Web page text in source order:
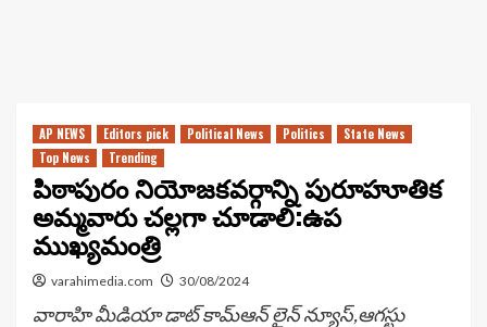
AP NEWS Editors pick Political News Politics
State News
Top News
Trending
పిఠాపురం నియోజకవర్గాన్ని పురూహూతిక
అమ్మవారు చల్లగా చూడాలి:ఉప
ముఖ్యమంత్రి
varahimedia.com 30/08/2024
వారాహి మీడియా డాట్ కామ్ఆన్ లైన్ న్యూస్,ఆగస్టు